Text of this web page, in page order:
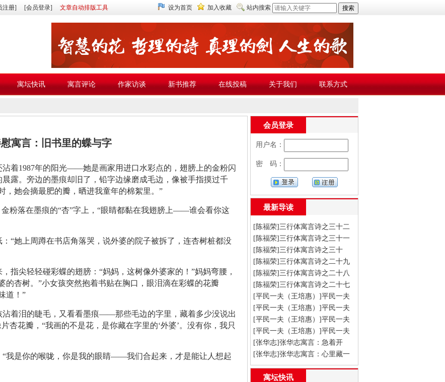
注册] [会员登录] 文章自动排版工具 设为首页 加入收藏 站内搜索
寓坛快讯 寓言评论 作家访谈 新书推荐 在线投稿 关于我们 联系方式
寓言：旧书里的蝶与字
沾着1987年的阳光——她是画家用进口水彩点的，翅膀上的金粉闪
露。旁边的墨痕却旧了，铅字边缘磨成毛边，像被手指摸过千
，她会摘最肥的瓣，晒进我童年的棉絮里。”
粉落在墨痕的“杏”字上，“眼睛都黏在我翅膀上——谁会看你这
“她上周蹲在书店角落哭，说外婆的院子被拆了，连杏树桩都没
指尖轻轻碰彩蝶的翅膀：“妈妈，这树像外婆家的！”妈妈弯腰，
杏树。”小女孩突然抱着书贴在胸口，眼泪滴在彩蝶的花瓣
道！”
沾着泪的睫毛，又看看墨痕——那些毛边的字里，藏着多少没说出
花瓣，“我画的不是花，是你藏在字里的‘外婆’。没有你，我只
“我是你的喉咙，你是我的眼睛——我们合起来，才是能让人想起
会员登录
用户名：
密 码：
最新导读
[陈福荣]三行体寓言诗之三十二
(08-03)
[陈福荣]三行体寓言诗之三十一
(08-03)
[陈福荣]三行体寓言诗之三十
(08-03)
[陈福荣]三行体寓言诗之二十九
(08-03)
[陈福荣]三行体寓言诗之二十八
(08-03)
[陈福荣]三行体寓言诗之二十七
(08-03)
[平民一夫（王培惠）]平民一夫
寓言：猴子摘月 (08-03)
[平民一夫（王培惠）]平民一夫
寓言：皮球和松鼠 (08-03)
[平民一夫（王培惠）]平民一夫
寓言：聪明的鹦鹉 (08-03)
[平民一夫（王培惠）]平民一夫
寓言：狼二 (08-03)
[张华志]张华志寓言：急着开
花，还是忙着长根 (08-03)
[张华志]张华志寓言：心里藏一
把米 (08-03)
寓坛快讯